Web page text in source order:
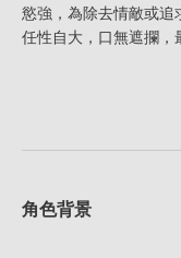
慾強，為除去情敵或追
任性自大，口無遮攔，
角色背景